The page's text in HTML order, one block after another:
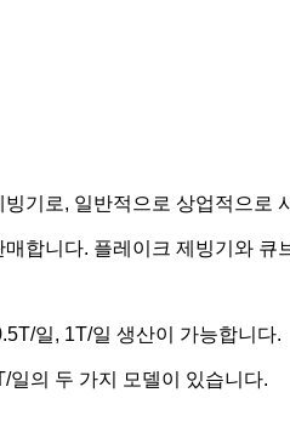
기로, 일반적으로 상업적으로
합니다. 플레이크 제빙기와 큐
일, 1T/일 생산이 가능합니다.
일의 두 가지 모델이 있습니다.